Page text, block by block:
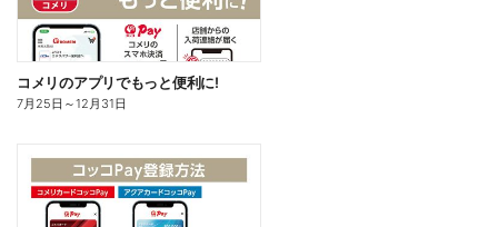
コメリのアプリでもっと便利に!
7月25日 ～12月31日